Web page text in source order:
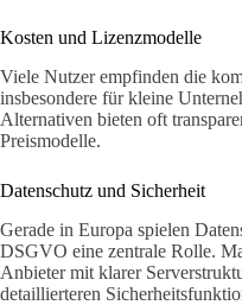
Kosten und Lizenzmodelle
Viele Nutzer empfinden die
insbesondere für kleine
Alternativen bieten oft
Preismodelle.
Datenschutz und Sicherheit
Gerade in Europa spielen
DSGVO eine zentrale Rolle.
Anbieter mit klarer
detaillierteren